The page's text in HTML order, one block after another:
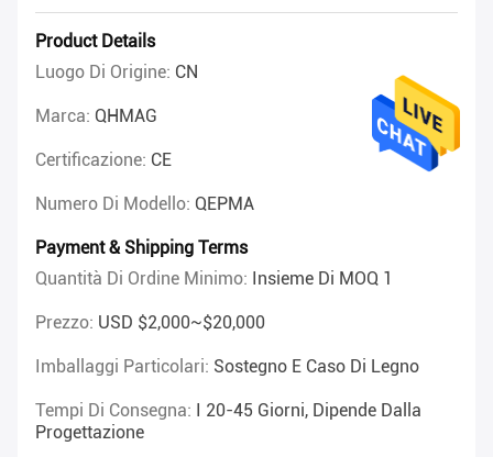
Product Details
Luogo Di Origine: CN
Marca: QHMAG
Certificazione: CE
Numero Di Modello: QEPMA
Payment & Shipping Terms
Quantità Di Ordine Minimo: Insieme Di MOQ 1
Prezzo: USD $2,000~$20,000
Imballaggi Particolari: Sostegno E Caso Di Legno
Tempi Di Consegna:
I 20-45 Giorni, Dipende Dalla
Progettazione